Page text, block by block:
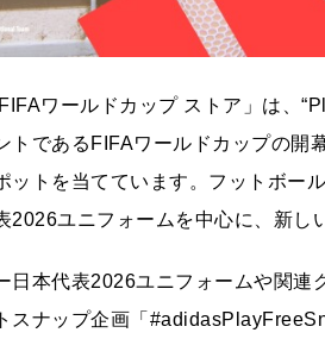
ワールドカップ ストア」は、
トであるFIFAワールドカップの開
ットを当てています。フットボー
2026ユニフォームを中心に、新
日本代表2026ユニフォームや関
スナップ企画「